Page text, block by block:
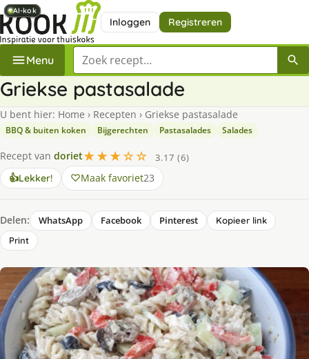
Inloggen Registreren
Menu Zoek een recept
Griekse pastasalade
U bent hier: Home › Recepten › Griekse pastasalade
BBQ & buiten koken Bijgerechten Pastasalades Salades
Recept van doriet★★★☆☆
3.17 (6)
👍Lekker! Maak favoriet23
Delen: WhatsApp Facebook Pinterest
Kopieer link
Print
AI-kok
AI-kok
AI-kok
AI-kok
AI-kok